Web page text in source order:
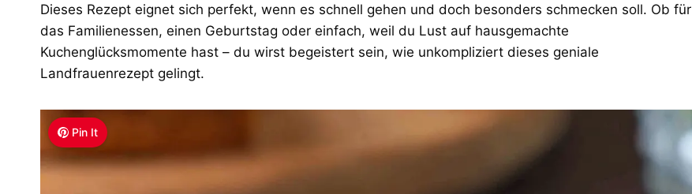
Dieses Rezept eignet sich perfekt, wenn es schnell gehen und doch besonders schmecken soll. Ob für
das Familienessen, einen Geburtstag oder einfach, weil du Lust auf hausgemachte
Kuchenglücksmomente hast – du wirst begeistert sein, wie unkompliziert dieses geniale
Landfrauenrezept gelingt.
Pin It